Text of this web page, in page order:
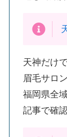
天神だけ
眉毛サロ
福岡県全
記事で確